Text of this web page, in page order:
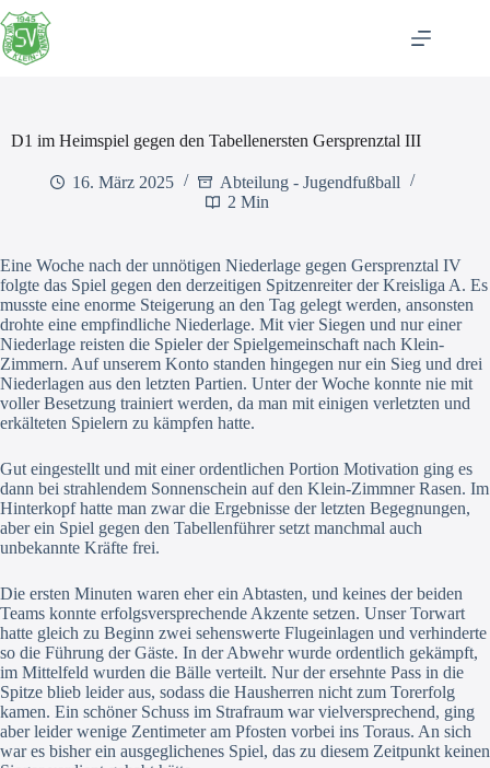
Zum
Inhalt
springen
D1 im Heimspiel gegen den Tabellenersten Gersprenztal III
16. März 2025
Abteilung - Jugendfußball
2 Min
Eine Woche nach der unnötigen Niederlage gegen Gersprenztal IV
folgte das Spiel gegen den derzeitigen Spitzenreiter der Kreisliga A. Es
musste eine enorme Steigerung an den Tag gelegt werden, ansonsten
drohte eine empfindliche Niederlage. Mit vier Siegen und nur einer
Niederlage reisten die Spieler der Spielgemeinschaft nach Klein-
Zimmern. Auf unserem Konto standen hingegen nur ein Sieg und drei
Niederlagen aus den letzten Partien. Unter der Woche konnte nie mit
voller Besetzung trainiert werden, da man mit einigen verletzten und
erkälteten Spielern zu kämpfen hatte.
Gut eingestellt und mit einer ordentlichen Portion Motivation ging es
dann bei strahlendem Sonnenschein auf den Klein-Zimmner Rasen. Im
Hinterkopf hatte man zwar die Ergebnisse der letzten Begegnungen,
aber ein Spiel gegen den Tabellenführer setzt manchmal auch
unbekannte Kräfte frei.
Die ersten Minuten waren eher ein Abtasten, und keines der beiden
Teams konnte erfolgsversprechende Akzente setzen. Unser Torwart
hatte gleich zu Beginn zwei sehenswerte Flugeinlagen und verhinderte
so die Führung der Gäste. In der Abwehr wurde ordentlich gekämpft,
im Mittelfeld wurden die Bälle verteilt. Nur der ersehnte Pass in die
Spitze blieb leider aus, sodass die Hausherren nicht zum Torerfolg
kamen. Ein schöner Schuss im Strafraum war vielversprechend, ging
aber leider wenige Zentimeter am Pfosten vorbei ins Toraus. An sich
war es bisher ein ausgeglichenes Spiel, das zu diesem Zeitpunkt keinen